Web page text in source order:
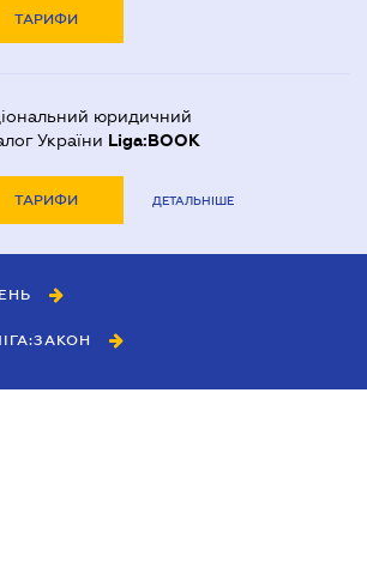
ТАРИФИ
юридичний
України Liga:BOOK
ТАРИФИ ДЕТАЛЬНІШЕ